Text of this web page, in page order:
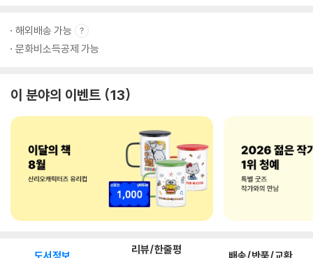
해외배송 가능
문화비소득공제 가능
이 분야의 이벤트 13
리뷰/한줄평